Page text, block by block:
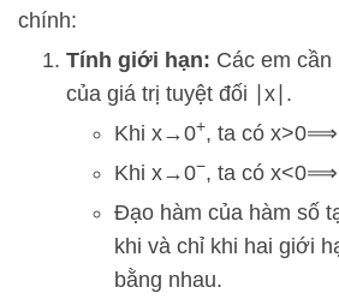
chính:
Tính giới hạn: Các em
của giá trị tuyệt đối
x .
Khi x→0+, ta có x>0⟹
Khi x→0−, ta có x<0⟹
Đạo hàm của hàm số
khi và chỉ khi hai giới
bằng nhau.